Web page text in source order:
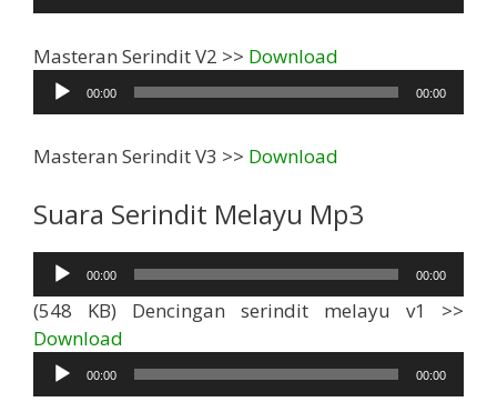
Masteran Serindit V2 >> Download
Audio
00:00 00:00
Masteran Serindit V3 >> Download
Suara Serindit Melayu Mp3
Pemutar
Audio
00:00 00:00
(548 KB) Dencingan serindit melayu v1 >>
Download
Audio
00:00 00:00